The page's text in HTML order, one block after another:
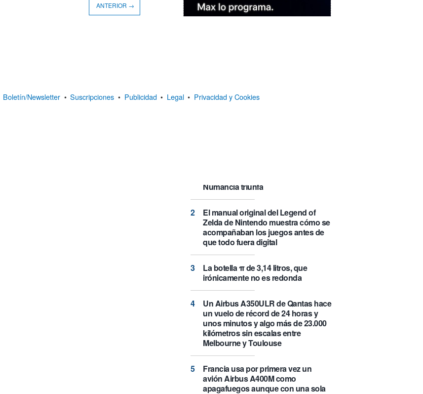
Numancia triunfa
El manual original del Legend of
Zelda de Nintendo muestra cómo se
acompañaban los juegos antes de
que todo fuera digital
La botella π de 3,14 litros, que
irónicamente no es redonda
Un Airbus A350ULR de Qantas hace
un vuelo de récord de 24 horas y
unos minutos y algo más de 23.000
kilómetros sin escalas entre
Melbourne y Toulouse
Francia usa por primera vez un
avión Airbus A400M como
apagafuegos aunque con una sola
ANTERIOR →
Boletín/Newsletter • Suscripciones • Publicidad • Legal • Privacidad y Cookies